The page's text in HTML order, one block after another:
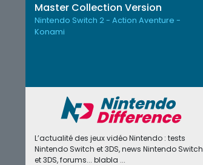
Master Collection Version
Nintendo Switch 2 - Action Aventure -
Konami
L’actualité des jeux vidéo Nintendo : tests
Nintendo Switch et 3DS, news Nintendo Switch
et 3DS, forums... blabla ...